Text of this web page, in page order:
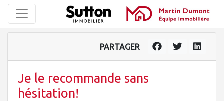
PARTAGER
Je le recommande sans
hésitation!